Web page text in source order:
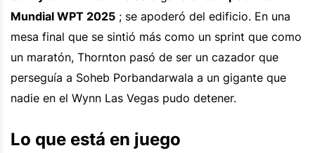
Mundial WPT 2025 ; se apoderó del edificio. En una
mesa final que se sintió más como un sprint que como
un maratón, Thornton pasó de ser un cazador que
perseguía a Soheb Porbandarwala a un gigante que
nadie en el Wynn Las Vegas pudo detener.
Lo que está en juego